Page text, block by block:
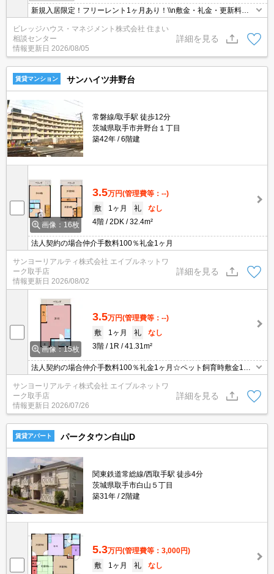
新規入居限定！フリーレント1ヶ月あり！\\n敷金・礼金・更新料・
鍵交換手数料0円！※契約内容や審査の結果、敷金をお預かりする
場合がございます。
ビレッジハウス・マネジメント株式会社 住まい
相談センター
情報更新日 2026/08/05
詳細を見る
賃貸マンション サンハイツ井野台
常磐線/取手駅 徒歩12分
茨城県取手市井野台１丁目
築42年
6階建
画像：16枚
3.5万円(管理費等：--)
敷
1ヶ月 礼
なし
4階
2DK 32.4m²
法人契約の場合仲介手数料100％礼金1ヶ月
サンヨーリアルティ株式会社 エイブルネットワ
ーク取手店
情報更新日 2026/08/02
詳細を見る
画像：15枚
3.5万円(管理費等：--)
敷
1ヶ月 礼
なし
3階
1R 41.31m²
法人契約の場合仲介手数料100％礼金1ヶ月☆ペット飼育時敷金1ヶ
月有り☆
サンヨーリアルティ株式会社 エイブルネットワ
ーク取手店
情報更新日 2026/07/26
詳細を見る
賃貸アパート パークタウン白山D
関東鉄道常総線/西取手駅 徒歩4分
茨城県取手市白山５丁目
築31年
2階建
5.3万円(管理費等：3,000円)
敷
1ヶ月 礼
なし